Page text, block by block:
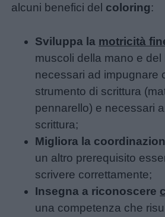
alcuni benefici del coloring:
Sviluppa la motricità
muscoli della mano e del
necessari ad impugnare
strumento di scrittura
pennarello) e necessari
scrittura;
Migliora la
un altro prerequisito
scrivere correttamente;
Insegna a riconoscere
una competenza che